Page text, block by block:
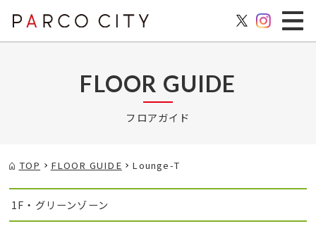
FLOOR GUIDE
フロアガイド
TOP FLOOR GUIDE Lounge-T
1F・グリーンゾーン